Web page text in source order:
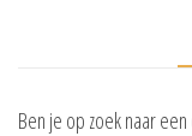
Ben je op zoek naar